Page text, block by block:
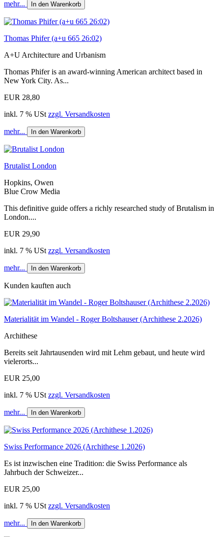
mehr... In den Warenkorb
Thomas Phifer (a+u 665 26:02)
A+U Architecture and Urbanism
Thomas Phifer is an award-winning American architect based in
New York City. As...
EUR 28,80
inkl. 7 % USt zzgl. Versandkosten
mehr... In den Warenkorb
Brutalist London
Hopkins, Owen
Blue Crow Media
This definitive guide offers a richly researched study of Brutalism in
London....
EUR 29,90
inkl. 7 % USt zzgl. Versandkosten
mehr... In den Warenkorb
Kunden kauften auch
Materialität im Wandel - Roger Boltshauser (Archithese 2.2026)
Archithese
Bereits seit Jahrtausenden wird mit Lehm gebaut, und heute wird
vielerorts...
EUR 25,00
inkl. 7 % USt zzgl. Versandkosten
mehr... In den Warenkorb
Swiss Performance 2026 (Archithese 1.2026)
Es ist inzwischen eine Tradition: die Swiss Performance als
Jahrbuch der Schweizer...
EUR 25,00
inkl. 7 % USt zzgl. Versandkosten
mehr... In den Warenkorb